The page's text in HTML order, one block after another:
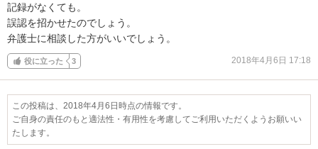
記録がなくても。
誤認を招かせたのでしょう。
弁護士に相談した方がいいでしょう。
役に立った 3 2018年4月6日 17:18
この投稿は、2018年4月6日時点の情報です。
ご自身の責任のもと適法性・有用性を考慮してご利用いただくようお願いい
たします。